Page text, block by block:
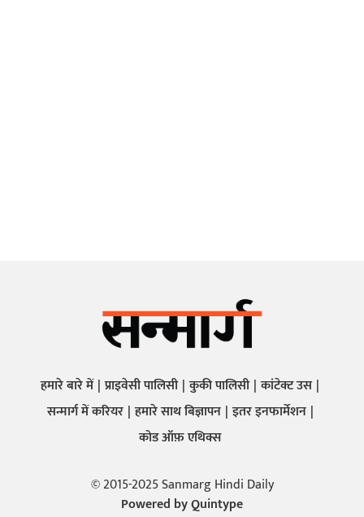
हमारे बारे में प्राइवेसी पालिसी कुकी पालिसी कांटेक्ट उस
सन्मार्ग में करियर हमारे साथ बिज्ञापन इतर इनफार्मेशन
कोड ऑफ़ एथिक्स
© 2015-2025 Sanmarg Hindi Daily
Powered byQuintype